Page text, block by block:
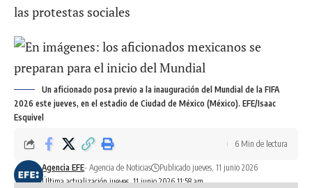
las protestas sociales
Un aficionado posa previo a la inauguración del Mundial de la FIFA
2026 este jueves, en el estadio de Ciudad de México (México). EFE/Isaac
Esquivel
Última actualización jueves, 11 junio 2026 11:58 am
Agencia EFE- Agencia de Noticias Publicado jueves, 11 junio 2026
6 Min de lectura